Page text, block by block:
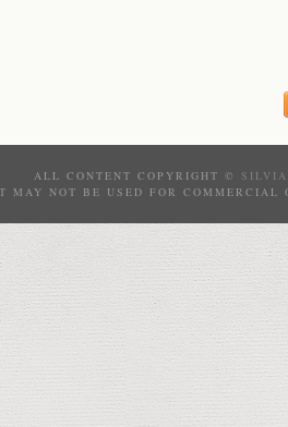
ALL CONTENT COPYRIGHT ©
MAY NOT BE USED FOR COMMERCIAL